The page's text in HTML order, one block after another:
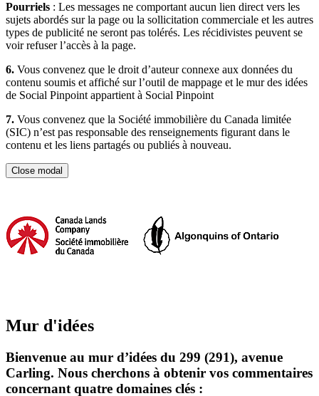
Pourriels : Les messages ne comportant aucun lien direct vers les
sujets abordés sur la page ou la sollicitation commerciale et les autres
types de publicité ne seront pas tolérés. Les récidivistes peuvent se
voir refuser l’accès à la page.
6. Vous convenez que le droit d’auteur connexe aux données du
contenu soumis et affiché sur l’outil de mappage et le mur des idées
de Social Pinpoint appartient à Social Pinpoint
7. Vous convenez que la Société immobilière du Canada limitée
(SIC) n’est pas responsable des renseignements figurant dans le
contenu et les liens partagés ou publiés à nouveau.
Close modal
Mur d'idées
Bienvenue au mur d’idées du 299 (291), avenue
Carling. Nous cherchons à obtenir vos commentaires
concernant quatre domaines clés :